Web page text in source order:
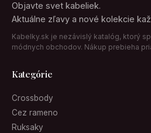
Objavte svet kabeliek.
Aktuálne zľavy a nové kolekcie
Kabelky.sk je nezávislý katalóg, ktorý
módnych obchodov. Nákup prebieha
Kategórie
Crossbody
Cez rameno
Ruksaky